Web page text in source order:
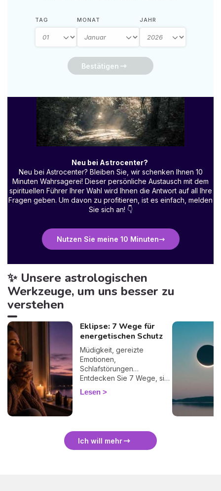
TAG MONAT JAHR
Bestätigen
Neu bei Astrocenter?
Neu bei Astrocenter? Bleiben Sie, wir schenken Ihnen 10
Minuten Wahrsagerei! Dieser persönliche Austausch mit dem
spirituellen Führer Ihrer Wahl wird Ihnen die Antwort auf all Ihre
Fragen geben. Um davon zu profitieren, ist es einfach, melden
Sie sich an! 👇
Nutzen Sie meine 10 Minuten
✨ Unsere astrologischen
Werkzeuge, um uns besser zu
verstehen
Eklipse: 7 Wege für
energetischen Schutz
Müdigkeit, gereizte
Emotionen,
Schlafstörungen…
Entdecken Sie 7 Wege, sich
bei einer Finsternis
energetisch zu schützen
Lesen
Ich will mehr